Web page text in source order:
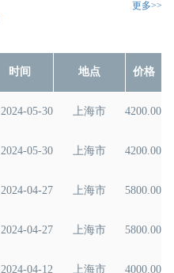
2023-06-16 上海市 3600.00
更多>>
时间 地点 价格
2024-05-30 上海市 4200.00
2024-05-30 上海市 4200.00
2024-04-27 上海市 5800.00
2024-04-27 上海市 5800.00
2024-04-12 上海市 4000.00